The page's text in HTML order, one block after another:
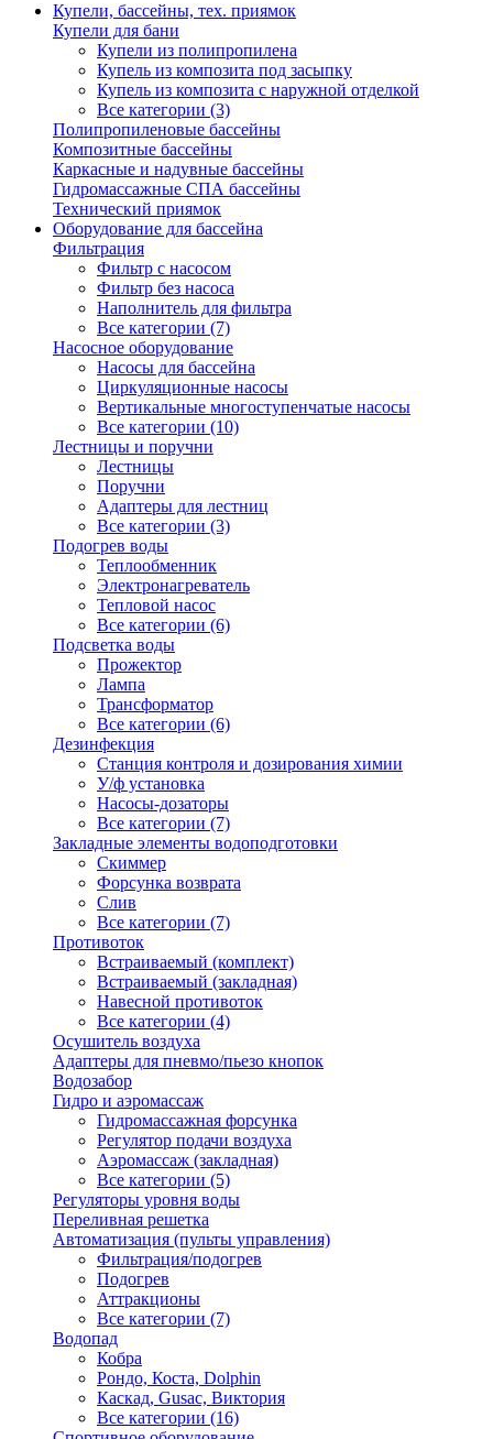
Купели, бассейны, тех. приямок
Купели для бани
Купели из полипропилена
Купель из композита под засыпку
Купель из композита с наружной отделкой
Все категории (3)
Полипропиленовые бассейны
Композитные бассейны
Каркасные и надувные бассейны
Гидромассажные СПА бассейны
Технический приямок
Оборудование для бассейна
Фильтрация
Фильтр с насосом
Фильтр без насоса
Наполнитель для фильтра
Все категории (7)
Насосное оборудование
Насосы для бассейна
Циркуляционные насосы
Вертикальные многоступенчатые насосы
Все категории (10)
Лестницы и поручни
Лестницы
Поручни
Адаптеры для лестниц
Все категории (3)
Подогрев воды
Теплообменник
Электронагреватель
Тепловой насос
Все категории (6)
Подсветка воды
Прожектор
Лампа
Трансформатор
Все категории (6)
Дезинфекция
Станция контроля и дозирования химии
У/ф установка
Насосы-дозаторы
Все категории (7)
Закладные элементы водоподготовки
Скиммер
Форсунка возврата
Слив
Все категории (7)
Противоток
Встраиваемый (комплект)
Встраиваемый (закладная)
Навесной противоток
Все категории (4)
Осушитель воздуха
Адаптеры для пневмо/пьезо кнопок
Водозабор
Гидро и аэромассаж
Гидромассажная форсунка
Регулятор подачи воздуха
Аэромассаж (закладная)
Все категории (5)
Регуляторы уровня воды
Переливная решетка
Автоматизация (пульты управления)
Фильтрация/подогрев
Подогрев
Аттракционы
Все категории (7)
Водопад
Кобра
Рондо, Коста, Dolphin
Каскад, Gusac, Виктория
Все категории (16)